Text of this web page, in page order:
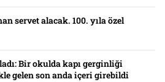
servet alacak. 100. yıla özel
Bir okulda kapı gerginliği
gelen son anda içeri girebildi